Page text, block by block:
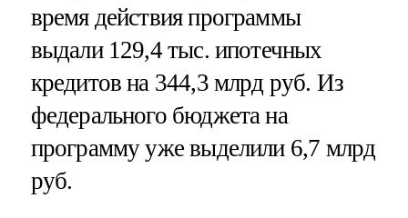
время действия программы
выдали 129,4 тыс. ипотечных
кредитов на 344,3 млрд руб. Из
федерального бюджета на
программу уже выделили 6,7 млрд
руб.